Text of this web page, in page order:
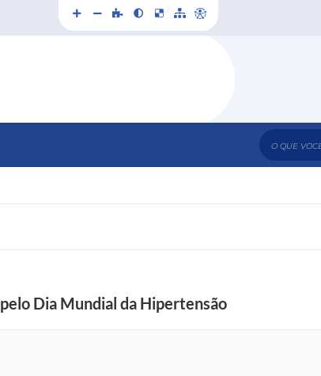
O que
Dia Mundial da Hipertensão